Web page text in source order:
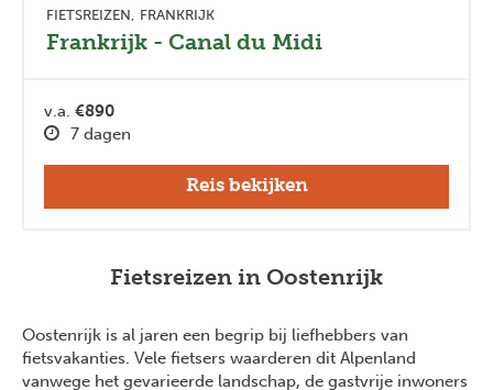
FIETSREIZEN FRANKRIJK
Frankrijk - Canal du Midi
v.a. €890
7 dagen
Reis bekijken
Fietsreizen in Oostenrijk
Oostenrijk is al jaren een begrip bij liefhebbers van
fietsvakanties. Vele fietsers waarderen dit Alpenland
vanwege het gevarieerde landschap, de gastvrije inwoners